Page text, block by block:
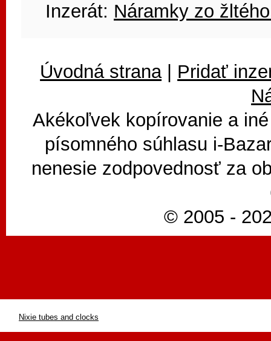
Inzerát: Náramky zo
Úvodná strana| Pridať
Akékoľvek kopírovanie a
písomného súhlasu i-
nenesie zodpovednosť za
© 2005 -
Nixie tubes and clocks